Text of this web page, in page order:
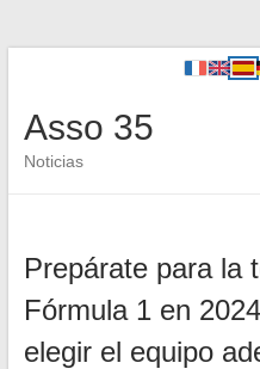
Asso 35
Noticias
Prepárate para la
Fórmula 1 en
elegir el equipo